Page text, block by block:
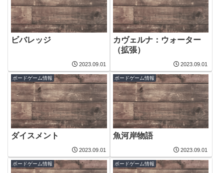
ビバレッジ
2023.09.01
カヴェルナ：ウォーター
（拡張）
2023.09.01
ボードゲーム情報
ダイスメント
2023.09.01
ボードゲーム情報
魚河岸物語
2023.09.01
ボードゲーム情報 ボードゲーム情報